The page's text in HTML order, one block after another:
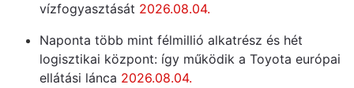
vízfogyasztását 2026.08.04.
Naponta több mint félmillió alkatrész és hét
logisztikai központ: így működik a Toyota európai
ellátási lánca 2026.08.04.